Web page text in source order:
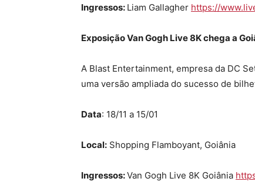
Ingressos: Liam Gallagher https://
Exposição Van Gogh Live 8K chega a
A Blast Entertainment, empresa da DC
uma versão ampliada do sucesso de
Data: 18/11 a 15/01
Local: Shopping Flamboyant, Goiânia
Ingressos:Van Gogh Live 8K Goiânia